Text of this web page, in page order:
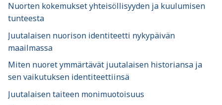
Nuorten kokemukset yhteisöllisyyden ja kuulumisen
tunteesta
Juutalaisen nuorison identiteetti nykypäivän
maailmassa
Miten nuoret ymmärtävät juutalaisen historiansa ja
sen vaikutuksen identiteettiinsä
Juutalaisen taiteen monimuotoisuus